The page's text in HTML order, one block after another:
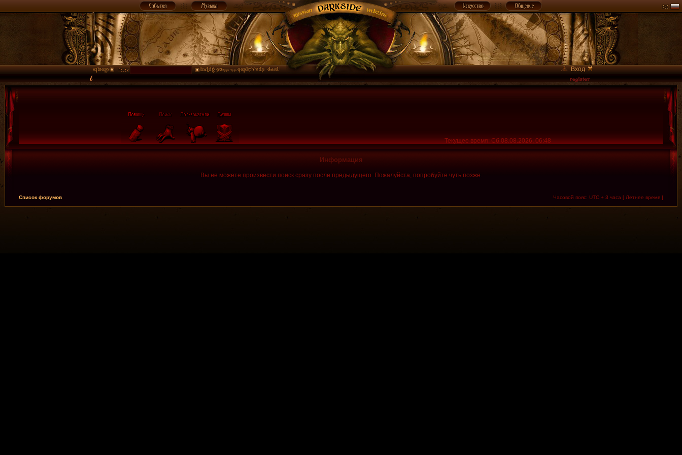
Вход
Текущее время: Сб 08.08.2026, 06:48
Информация
Вы не можете произвести поиск сразу после предыдущего. Пожалуйста, попробуйте чуть позже.
Список форумов Часовой пояс: UTC + 3 часа [ Летнее время ]